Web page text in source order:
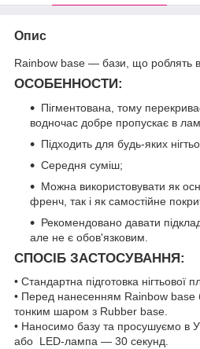
Опис
Rainbow base — бази, що роблять
ОСОБЕННОСТИ:
Пігментована, тому
водночас добре пропускає в
Підходить для будь-яких
Середня суміш;
Можна використовувати як
френч, так і як самостійне
Рекомендовано давати
але не є обов'язковим.
СПОСІБ ЗАСТОСУВАННЯ:
• Стандартна підготовка нігтьової
• Перед нанесенням Rainbow base
тонким шаром з Rubber base.
• Наносимо базу та просушуємо в
або LED-лампа — 30 секунд.